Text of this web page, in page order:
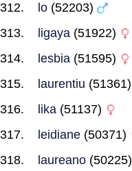
lo (52203)
ligaya (51922)
lesbia (51595)
laurentiu (51361)
lika (51137)
leidiane (50371)
laureano (50225)